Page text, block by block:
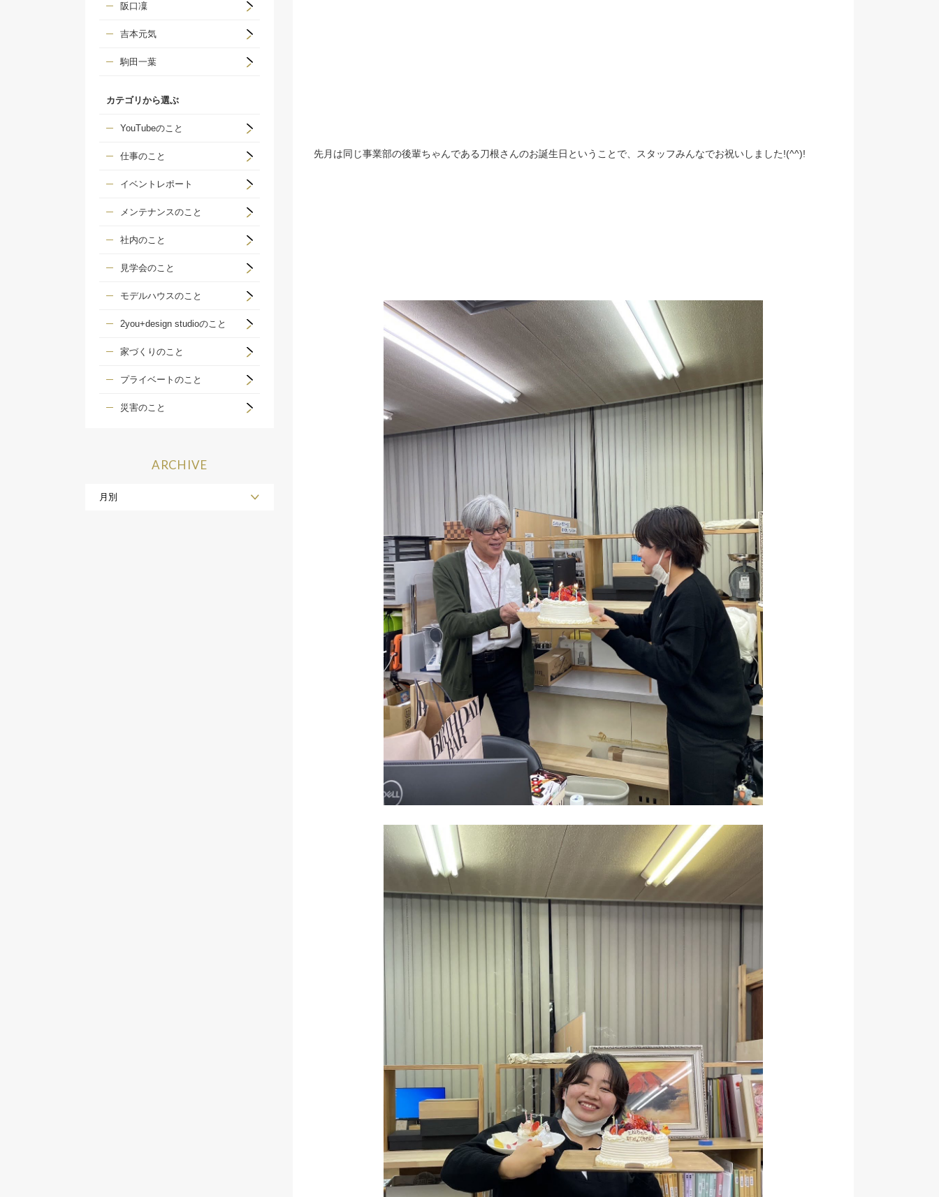
先月は同じ事業部の後輩ちゃんである刀根さんのお誕生日ということで、スタッフみんなでお祝いしました!(^^)!
阪口凜
吉本元気
駒田一葉
カテゴリから選ぶ
YouTubeのこと
仕事のこと
イベントレポート
メンテナンスのこと
社内のこと
見学会のこと
モデルハウスのこと
2you+design studioのこと
家づくりのこと
プライベートのこと
災害のこと
ARCHIVE